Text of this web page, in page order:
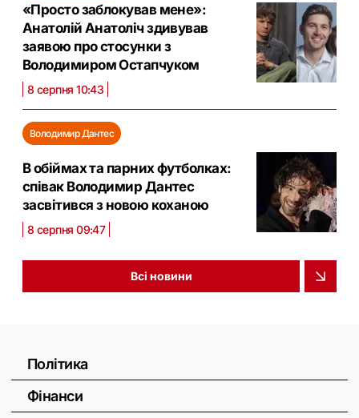
«Просто заблокував мене»:
Анатолій Анатоліч здивував
заявою про стосунки з
Володимиром Остапчуком
8 серпня 10:43
Володимир Дантес
В обіймах та парних футболках:
співак Володимир Дантес
засвітився з новою коханою
8 серпня 09:47
Всі новини
Політика
Фінанси